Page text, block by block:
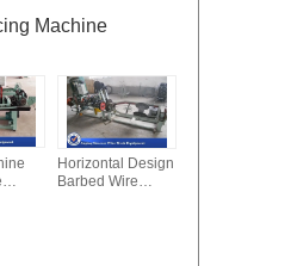
Machine
Horizontal Design
Barbed Wire